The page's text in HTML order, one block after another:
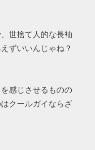
世捨て人的な長袖
ずいいんじゃね？
感じさせるものの
クールガイならざ